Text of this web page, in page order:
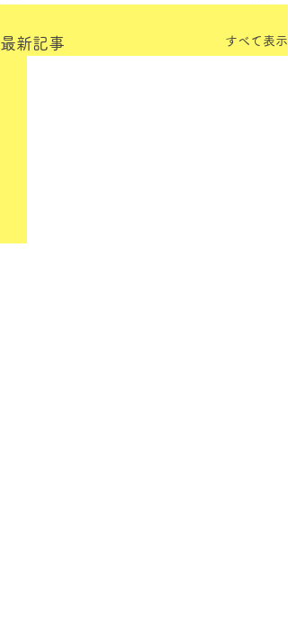
最新記事 すべて表示